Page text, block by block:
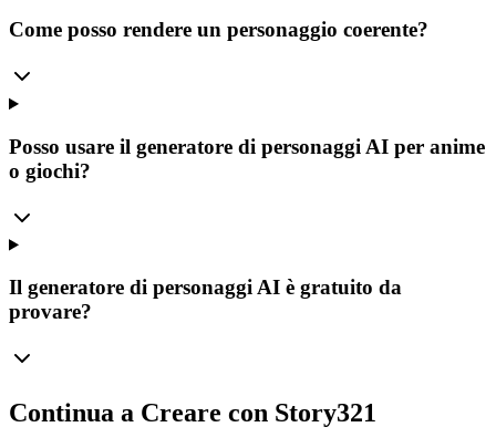
Come posso rendere un personaggio coerente?
Posso usare il generatore di personaggi AI per anime
o giochi?
Il generatore di personaggi AI è gratuito da
provare?
Continua a Creare con Story321